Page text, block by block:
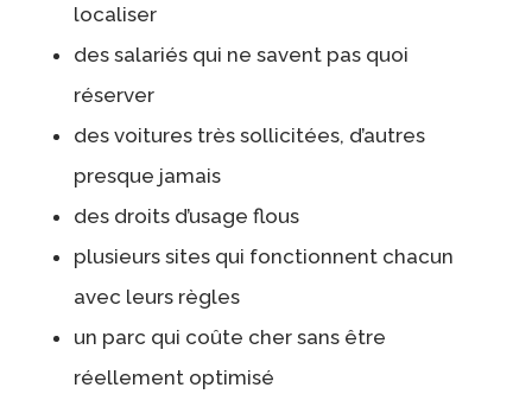
localiser
des salariés qui ne savent pas quoi
réserver
des voitures très sollicitées, d’autres
presque jamais
des droits d’usage flous
plusieurs sites qui fonctionnent chacun
avec leurs règles
un parc qui coûte cher sans être
réellement optimisé